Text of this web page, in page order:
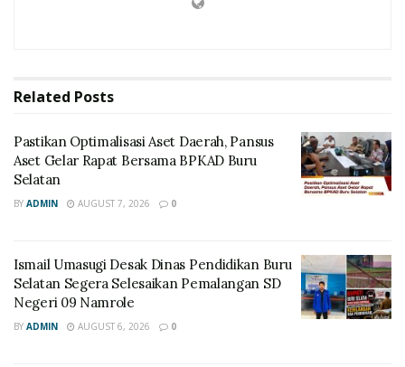
Related Posts
Pastikan Optimalisasi Aset Daerah, Pansus
Aset Gelar Rapat Bersama BPKAD Buru
Selatan
BY ADMIN AUGUST 7, 2026 0
Ismail Umasugi Desak Dinas Pendidikan Buru
Selatan Segera Selesaikan Pemalangan SD
Negeri 09 Namrole
BY ADMIN AUGUST 6, 2026 0